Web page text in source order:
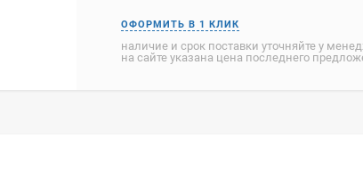
наличие и срок поставки уточняйте у
на сайте указана цена последнего